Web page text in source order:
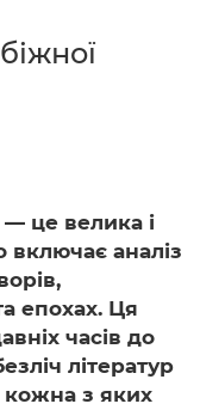
— це велика і
аналіз
епохах. Ця
часів до
літератур
кожна з яких